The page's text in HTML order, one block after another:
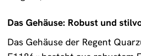
Das Gehäuse: Robust und
Das Gehäuse der Regent